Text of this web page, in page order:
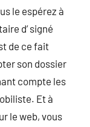
le espérez à
d’ signé
de ce fait
son dossier
compte les
Et à
le web, vous